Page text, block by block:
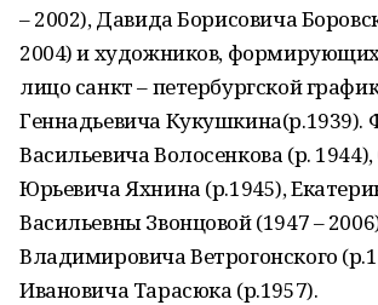
– 2002), Давида Борисовича
2004) и художников,
лицо санкт – петербургской
Геннадьевича Кукушкина(р.1939).
Васильевича Волосенкова (р.
Юрьевича Яхнина (р.1945),
Васильевны Звонцовой (1947 –
Владимировича Ветрогонского
Ивановича Тарасюка (р.1957).